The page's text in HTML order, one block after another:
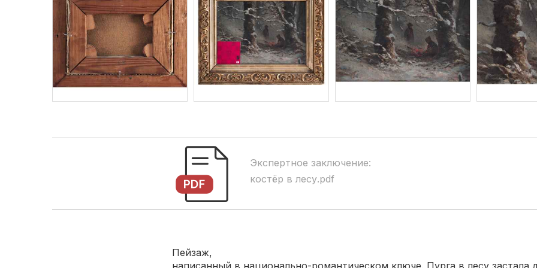
Экспертное заключение:
костёр в лесу.pdf
Пейзаж,
написанный в национально-романтическом ключе. Пурга в лесу застала